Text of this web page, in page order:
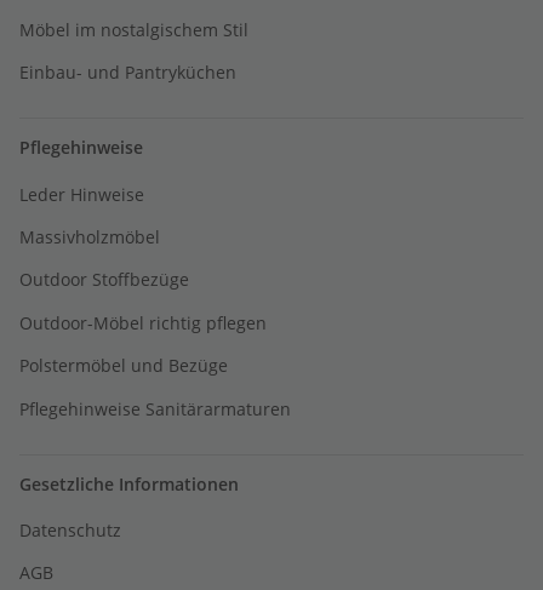
Möbel im nostalgischem Stil
Einbau- und Pantryküchen
Pflegehinweise
Leder Hinweise
Massivholzmöbel
Outdoor Stoffbezüge
Outdoor-Möbel richtig pflegen
Polstermöbel und Bezüge
Pflegehinweise Sanitärarmaturen
Gesetzliche Informationen
Datenschutz
AGB